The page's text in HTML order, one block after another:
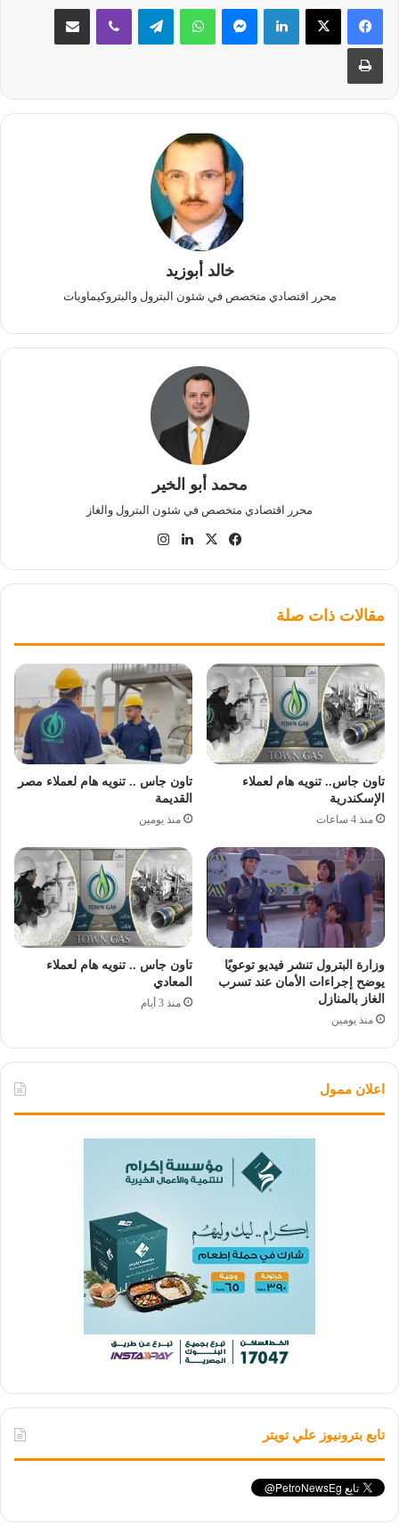
لينكدإن ماسنجر واتساب تيلقرام ڤايبر مشاركة عبر البريد
طباعة
خالد أبوزيد
محرر اقتصادي متخصص في شئون البترول والبتروكيماويات
محمد أبو الخير
محرر اقتصادي متخصص في شئون البترول والغاز
فيسبوك
‫X لينكدإن
مقالات ذات صلة
تاون جاس.. تنويه هام لعملاء
الإسكندرية
منذ 4 ساعات
تاون جاس .. تنويه هام لعملاء مصر
القديمة
منذ يومين
وزارة البترول تنشر فيديو توعويًا
يوضح إجراءات الأمان عند تسرب
الغاز بالمنازل
منذ يومين
تاون جاس .. تنويه هام لعملاء
المعادي
منذ 3 أيام
اعلان ممول
تابع بترونيوز علي تويتر